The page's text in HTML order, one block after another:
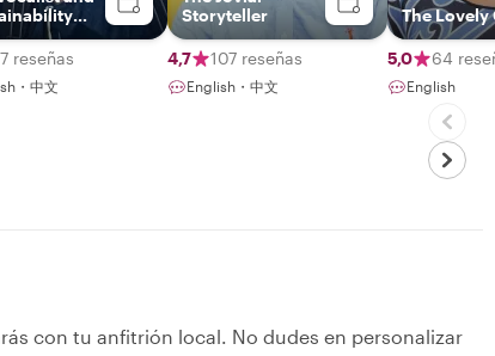
reseñas
・中文
Storyteller
4,7 107 reseñas
English・中文
The Lovely
5,0 64
English
con tu anfitrión local. No dudes en personalizar